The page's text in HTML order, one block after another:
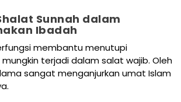
Sunnah dalam
Ibadah
membantu menutupi
terjadi dalam salat wajib. Oleh
sangat menganjurkan umat Islam